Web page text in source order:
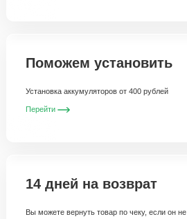
Поможем установить
Установка аккумуляторов от 400 рублей
Перейти
14 дней на возврат
Вы можете вернуть товар по чеку, если он не